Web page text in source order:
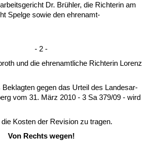
Dr. Brühler, die Rich­te­rin am
Spel­ge so­wie den eh­ren­amt-
- 2 -
und die eh­ren­amt­li­che Rich­te­rin Lo­renz
Be­klag­ten ge­gen das Ur­teil des Lan­des­ar­
vom 31. März 2010 - 3 Sa 379/09 - wird
Kos­ten der Re­vi­si­on zu tra­gen.
Von Rechts we­gen!